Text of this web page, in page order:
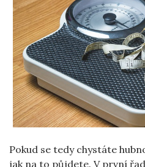
Pokud se tedy chystáte
jak na to půjdete. V první